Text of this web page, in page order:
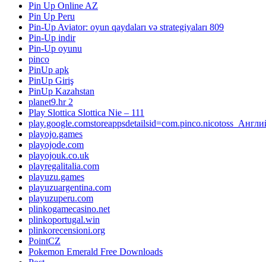
Pin Up Online AZ
Pin Up Peru
Pin-Up Aviator: oyun qaydaları və strategiyaları 809
Pin-Up indir
Pin-Up oyunu
pinco
PinUp apk
PinUp Giriş
PinUp Kazahstan
planet9.hr 2
Play Slottica Slottica Nie – 111
playojo.games
playojode.com
playojouk.co.uk
playregalitalia.com
playuzu.games
playuzuargentina.com
playuzuperu.com
plinkogamecasino.net
plinkoportugal.win
plinkorecensioni.org
PointCZ
Pokemon Emerald Free Downloads